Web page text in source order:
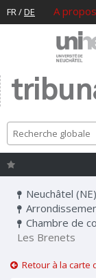
FR/DE A propos
Recherche globale
Neuchâtel (NE)
Chambre de
Les Brenets
Retour à la carte